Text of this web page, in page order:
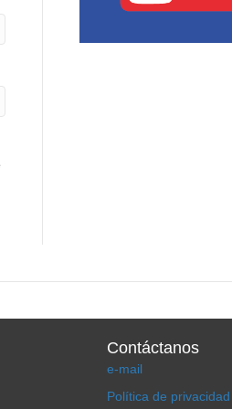
Contáctanos
e-mail
Política de privacidad